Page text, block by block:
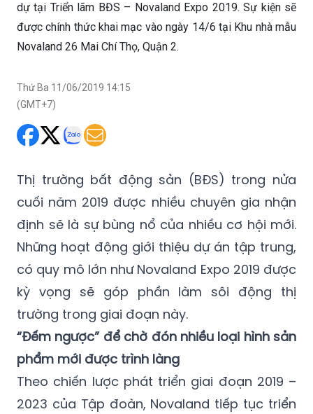
dự tại Triển lãm BĐS – Novaland Expo 2019. Sự kiện sẽ
được chính thức khai mạc vào ngày 14/6 tại Khu nhà mẫu
Novaland 26 Mai Chí Thọ, Quận 2.
Thứ Ba 11/06/2019 14:15
(GMT+7)
Thị trường bất động sản (BĐS) trong nửa
cuối năm 2019 được nhiều chuyên gia nhận
định sẽ là sự bùng nổ của nhiều cơ hội mới.
Những hoạt động giới thiệu dự án tập trung,
có quy mô lớn như Novaland Expo 2019 được
kỳ vọng sẽ góp phần làm sôi động thị
trường trong giai đoạn này.
“Đếm ngược” để chờ đón nhiều loại hình sản
phẩm mới được trình làng
Theo chiến lược phát triển giai đoạn 2019 –
2023 của Tập đoàn, Novaland tiếp tục triển